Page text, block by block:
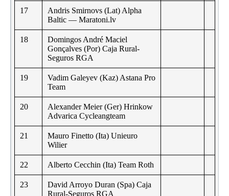
17
Andris Smirnovs (Lat) Alpha
Baltic — Maratoni.lv
18
Domingos André Maciel
Gonçalves (Por) Caja Rural-
Seguros RGA
19
Vadim Galeyev (Kaz) Astana Pro
Team
20
Alexander Meier (Ger) Hrinkow
Advarica Cycleangteam
21
Mauro Finetto (Ita) Unieuro
Wilier
22 Alberto Cecchin (Ita) Team Roth
23
David Arroyo Duran (Spa) Caja
Rural-Seguros RGA